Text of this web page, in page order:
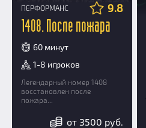
ПЕРФОРМАНС 9.8
1408. После пожара
60 минут
1-8 игроков
Легендарный номер 1408
восстановлен после
пожара...
от 3500 руб.